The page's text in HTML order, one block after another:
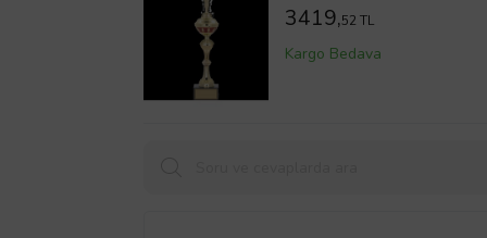
3419,52 TL
Kargo Bedava